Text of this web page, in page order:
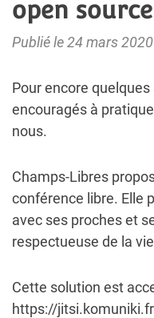
open source
Publié le 24 mars 2020
Pour encore
encouragés à
nous.
Champs-Libres
conférence libre. Elle
avec ses proches et
respectueuse de la
Cette solution est
https://jitsi.komuniki.fr